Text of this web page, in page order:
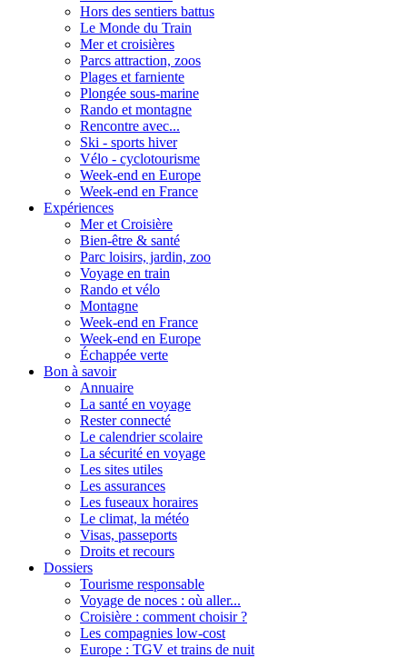
Hors des sentiers battus
Le Monde du Train
Mer et croisières
Parcs attraction, zoos
Plages et farniente
Plongée sous-marine
Rando et montagne
Rencontre avec...
Ski - sports hiver
Vélo - cyclotourisme
Week-end en Europe
Week-end en France
Expériences
Mer et Croisière
Bien-être & santé
Parc loisirs, jardin, zoo
Voyage en train
Rando et vélo
Montagne
Week-end en France
Week-end en Europe
Échappée verte
Bon à savoir
Annuaire
La santé en voyage
Rester connecté
Le calendrier scolaire
La sécurité en voyage
Les sites utiles
Les assurances
Les fuseaux horaires
Le climat, la météo
Visas, passeports
Droits et recours
Dossiers
Tourisme responsable
Voyage de noces : où aller...
Croisière : comment choisir ?
Les compagnies low-cost
Europe : TGV et trains de nuit